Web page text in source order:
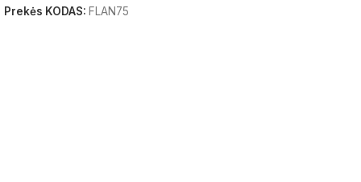
Prekės KODAS: FLAN75